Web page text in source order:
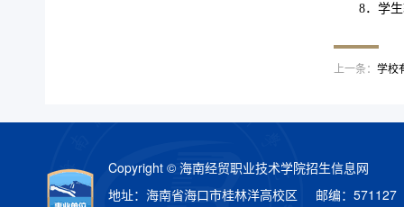
8．学
上一条： 学校
Copyright © 海南经贸职业技术学院招生信息网
地址：海南省海口市桂林洋高校区 邮编：571127